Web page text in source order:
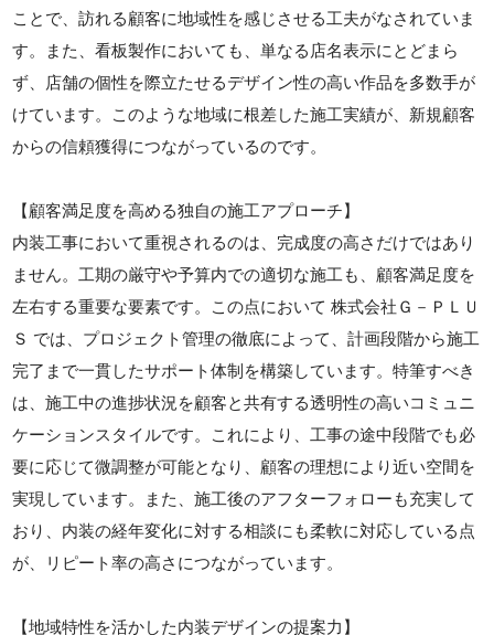
ことで、訪れる顧客に地域性を感じさせる工夫がなされていま
す。また、看板製作においても、単なる店名表示にとどまら
ず、店舗の個性を際立たせるデザイン性の高い作品を多数手が
けています。このような地域に根差した施工実績が、新規顧客
からの信頼獲得につながっているのです。
【顧客満足度を高める独自の施工アプローチ】
内装工事において重視されるのは、完成度の高さだけではあり
ません。工期の厳守や予算内での適切な施工も、顧客満足度を
左右する重要な要素です。この点において 株式会社Ｇ－ＰＬＵ
Ｓ では、プロジェクト管理の徹底によって、計画段階から施工
完了まで一貫したサポート体制を構築しています。特筆すべき
は、施工中の進捗状況を顧客と共有する透明性の高いコミュニ
ケーションスタイルです。これにより、工事の途中段階でも必
要に応じて微調整が可能となり、顧客の理想により近い空間を
実現しています。また、施工後のアフターフォローも充実して
おり、内装の経年変化に対する相談にも柔軟に対応している点
が、リピート率の高さにつながっています。
【地域特性を活かした内装デザインの提案力】